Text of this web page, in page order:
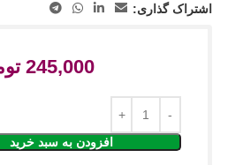
اشتراک گذاری:
245,000
افزودن به سبد خرید